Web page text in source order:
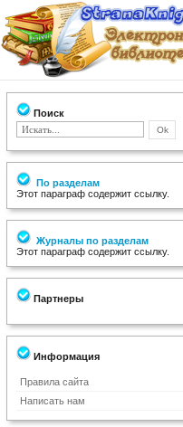
Поиск
По разделам
Этот параграф содержит ссылку.
Журналы по разделам
Этот параграф содержит ссылку.
Партнеры
Информация
Правила сайта
Написать нам